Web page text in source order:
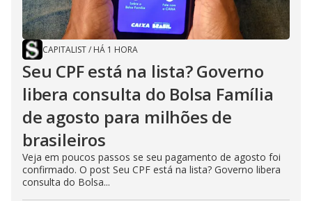
CAPITALIST/ HÁ 1 HORA
Seu CPF está na lista? Governo
libera consulta do Bolsa Família
de agosto para milhões de
brasileiros
Veja em poucos passos se seu pagamento de agosto foi
confirmado. O post Seu CPF está na lista? Governo libera
consulta do Bolsa...